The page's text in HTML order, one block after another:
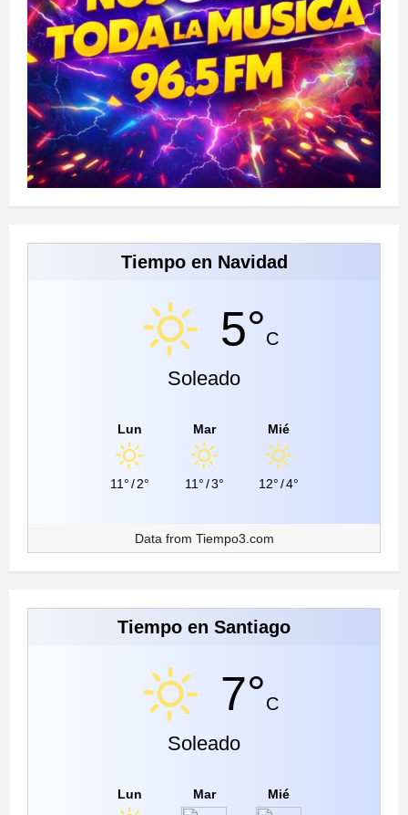
Tiempo en Navidad
5°C
Soleado
Lun
11°/ 2°
Mar
11°/3°
Mié
12°/4°
Data from Tiempo3.com
Tiempo en Santiago
7°C
Soleado
Lun Mar Mié